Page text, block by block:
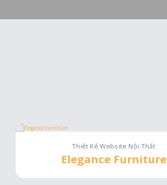
Thiết Kế Website Nội Thất
Elegance Furniture